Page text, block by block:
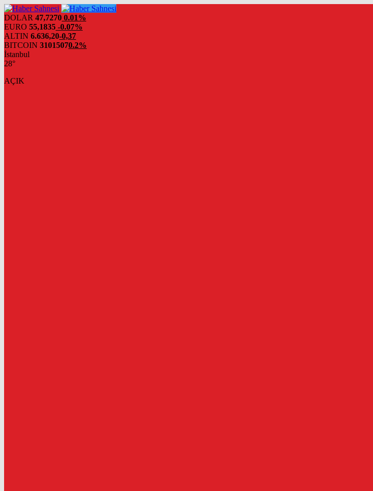
DOLAR 47,7270 0.01%
EURO 55,1835 -0.07%
ALTIN 6.636,20-0,37
BITCOIN 31015070.2%
İstanbul
28°
AÇIK